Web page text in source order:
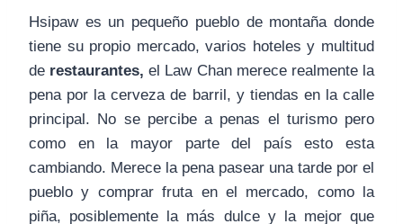
Hsipaw es un pequeño pueblo de montaña donde
tiene su propio mercado, varios hoteles y multitud
de restaurantes,el Law Chan merece realmente la
pena por la cerveza de barril, y tiendas en la calle
principal. No se percibe a penas el turismo pero
como en la mayor parte del país esto esta
cambiando. Merece la pena pasear una tarde por el
pueblo y comprar fruta en el mercado, como la
piña, posiblemente la más dulce y la mejor que